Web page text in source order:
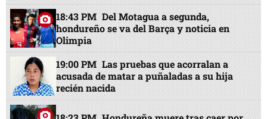
18:43 PM Del Motagua a segunda,
hondureño se va del Barça y noticia en
Olimpia
19:00 PM Las pruebas que acorralan a
acusada de matar a puñaladas a su hija
recién nacida